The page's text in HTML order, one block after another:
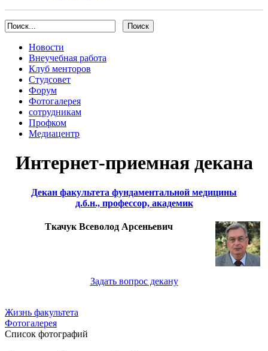
Новости
Внеучебная работа
Клуб менторов
Студсовет
Форум
Фотогалерея
сотрудникам
Профком
Медиацентр
Интернет-приемная декана
Декан факультета фундаментальной медицины
д.б.н., профессор, академик
Ткачук Всеволод Арсеньевич
Задать вопрос декану
Жизнь факультета
Фотогалерея
Список фотографий